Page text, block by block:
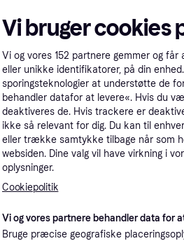
Fullgrip
- Marine
Onek
Chamude
175 kr.
4 butikker
Vi bruger cookies
Vi og vores 152 partnere gemmer og får
eller unikke identifikatorer, på din
sporingsteknologier at understøtte de
behandler datafor at levere«. Hvis du
deaktiveres de. Hvis trackere er
ikke så relevant for dig. Du kan til
eller trække samtykke tilbage når som
websiden. Dine valg vil have virkning i
oplysninger.
Cookiepolitik
Vi og vores partnere behandler data for
Bruge præcise geografiske